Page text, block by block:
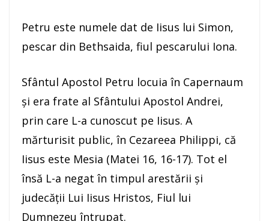
Petru este numele dat de Iisus lui Simon,
pescar din Bethsaida, fiul pescarului Iona.
Sfântul Apostol Petru locuia în Capernaum
şi era frate al Sfântului Apostol Andrei,
prin care L-a cunoscut pe Iisus. A
mărturisit public, în Cezareea Philippi, că
Iisus este Mesia (Matei 16, 16-17). Tot el
însă L-a negat în timpul arestării şi
judecăţii Lui Iisus Hristos, Fiul lui
Dumnezeu întrupat.